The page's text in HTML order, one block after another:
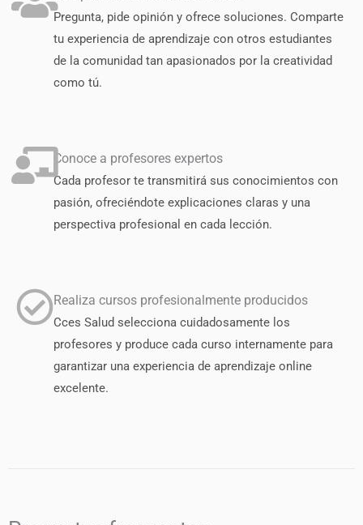
Pregunta, pide opinión y ofrece soluciones. Comparte
tu experiencia de aprendizaje con otros estudiantes
de la comunidad tan apasionados por la creatividad
como tú.
Conoce a profesores expertos
Cada profesor te transmitirá sus conocimientos con
pasión, ofreciéndote explicaciones claras y una
perspectiva profesional en cada lección.
Realiza cursos profesionalmente producidos
Cces Salud selecciona cuidadosamente los
profesores y produce cada curso internamente para
garantizar una experiencia de aprendizaje online
excelente.